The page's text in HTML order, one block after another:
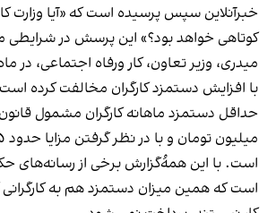
خبرآنلاین سپس پرسیده است که «آیا وزارت
کوتاهی خواهد بود؟»‌ این پرسش در
میدری، وزیر تعاون، کار ورفاه اجتماعی، ‌در
با افزایش دستمزد کارگران مخالفت کرده
است. با این همهُ‌گزارش برخی از رسانه‌های
است که همین میزان دستمزد هم به